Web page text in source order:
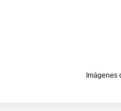
Imágenes